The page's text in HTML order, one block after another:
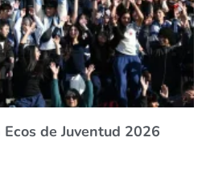
de Juventud 2026